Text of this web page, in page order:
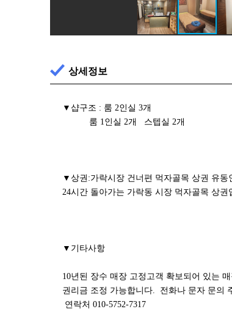
상세정보
▼샵구조 : 룸 2인실 3개
룸 1인실 2개 스텝실 2개
▼상권:가락시장 건너편 먹자골목 상권 유동
24시간 돌아가는 가락동 시장 먹자골목 상권
▼기타사항
10년된 장수 매장 고정고객 확보되어 있는
권리금 조정 가능합니다. 전화나 문자 문의
연락처 010-5752-7317